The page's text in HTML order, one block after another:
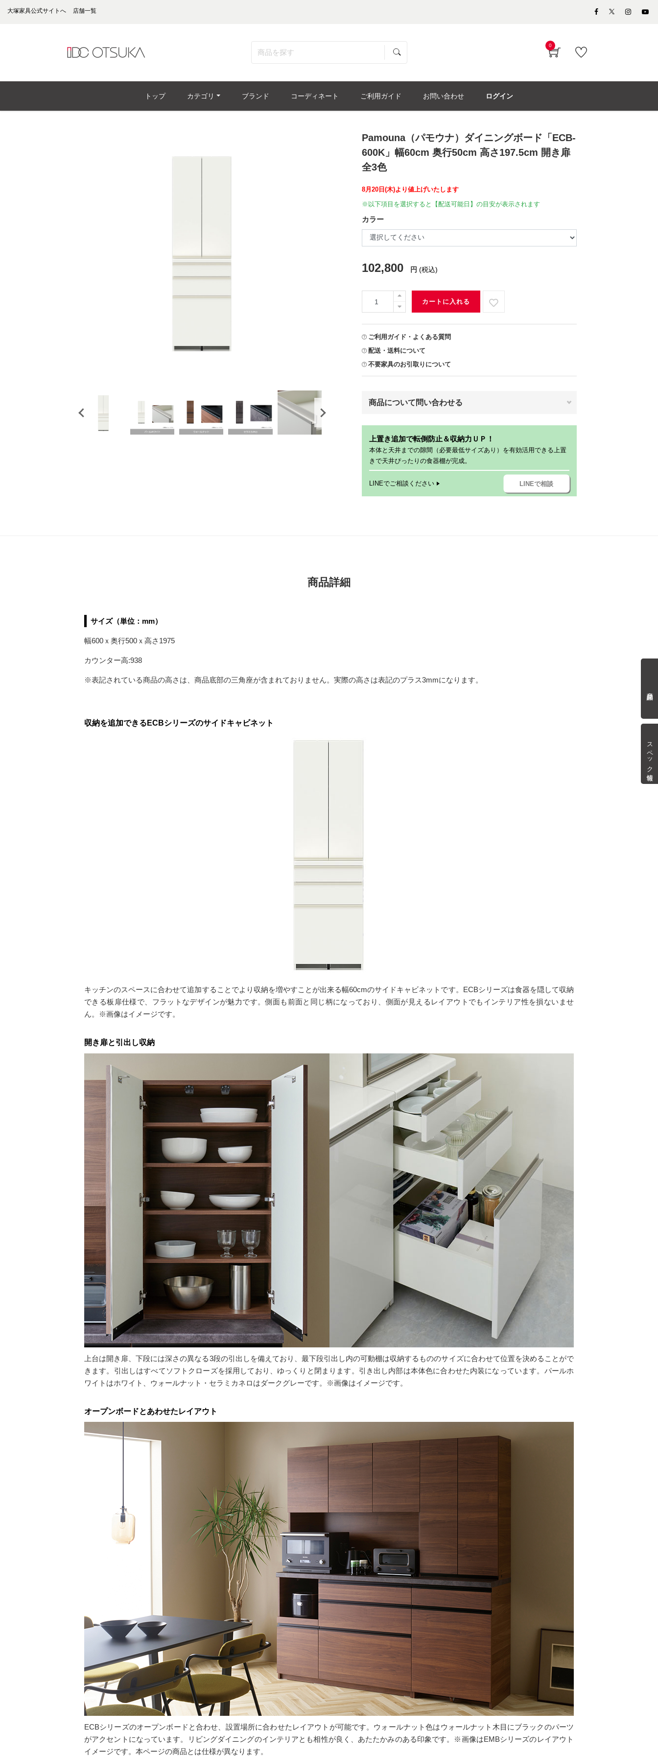
スペック情報
大塚家具公式サイトへ 店舗一覧
0
トップ カテゴリ ブランド コーディネート ご利用ガイド お問い合わせ ログイン
Pamouna（パモウナ）ダイニングボード「ECB-
600K」幅60cm 奥行50cm 高さ197.5cm 開き扉
全3色
8月20日(木)より値上げいたします
※以下項目を選択すると【配送可能日】の目安が表示されます
カラー
102,800 円 (税込)
カートに入れる
ご利用ガイド・よくある質問
配送・送料について
不要家具のお引取りについて
商品について問い合わせる
上置き追加で転倒防止＆収納力ＵＰ！
本体と天井までの隙間（必要最低サイズあり）を有効活用できる上置
きで天井ぴったりの食器棚が完成。
LINEでご相談ください LINEで相談
商品詳細
サイズ（単位：mm）
幅600ｘ奥行500ｘ高さ1975
カウンター高:938
※表記されている商品の高さは、商品底部の三角座が含まれておりません。実際の高さは表記のプラス3mmになります。
収納を追加できるECBシリーズのサイドキャビネット
キッチンのスペースに合わせて追加することでより収納を増やすことが出来る幅60cmのサイドキャビネットです。ECBシリーズは食器を隠して収納
できる板扉仕様で、フラットなデザインが魅力です。側面も前面と同じ柄になっており、側面が見えるレイアウトでもインテリア性を損ないませ
ん。※画像はイメージです。
開き扉と引出し収納
上台は開き扉、下段には深さの異なる3段の引出しを備えており、最下段引出し内の可動棚は収納するもののサイズに合わせて位置を決めることがで
きます。引出しはすべてソフトクローズを採用しており、ゆっくりと閉まります。引き出し内部は本体色に合わせた内装になっています。パールホ
ワイトはホワイト、ウォールナット・セラミカネロはダークグレーです。※画像はイメージです。
オープンボードとあわせたレイアウト
ECBシリーズのオープンボードと合わせ、設置場所に合わせたレイアウトが可能です。ウォールナット色はウォールナット木目にブラックのパーツ
がアクセントになっています。リビングダイニングのインテリアとも相性が良く、あたたかみのある印象です。※画像はEMBシリーズのレイアウト
イメージです。本ページの商品とは仕様が異なります。